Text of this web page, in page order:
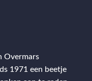
Overmars
1971 een beetje